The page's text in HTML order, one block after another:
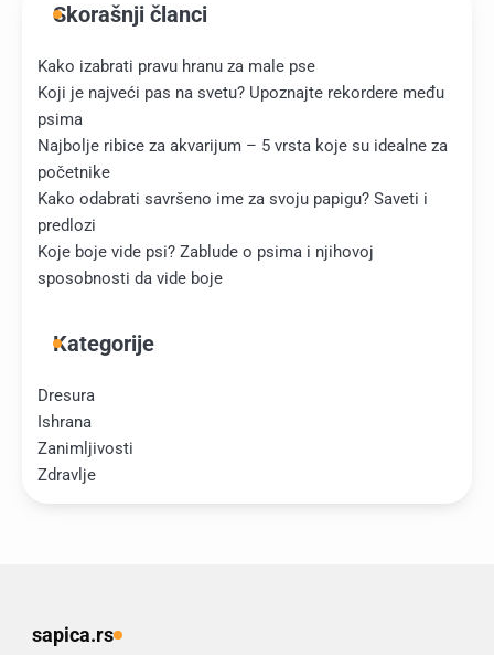
Skorašnji članci
Kako izabrati pravu hranu za male pse
Koji je najveći pas na svetu? Upoznajte rekordere među
psima
Najbolje ribice za akvarijum – 5 vrsta koje su idealne za
početnike
Kako odabrati savršeno ime za svoju papigu? Saveti i
predlozi
Koje boje vide psi? Zablude o psima i njihovoj
sposobnosti da vide boje
Kategorije
Dresura
Ishrana
Zanimljivosti
Zdravlje
sapica.rs